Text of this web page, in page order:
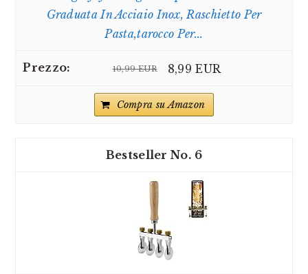
Graduata In Acciaio Inox, Raschietto Per
Pasta,tarocco Per...
10,99 EUR 8,99 EUR
Compra su Amazon
6